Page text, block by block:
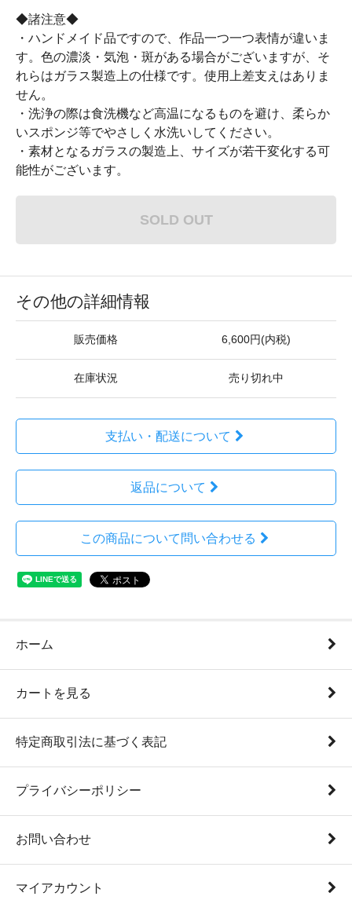
◆諸注意◆
・ハンドメイド品ですので、作品一つ一つ表情が違いま
す。色の濃淡・気泡・斑がある場合がございますが、そ
れらはガラス製造上の仕様です。使用上差支えはありま
せん。
・洗浄の際は食洗機など高温になるものを避け、柔らか
いスポンジ等でやさしく水洗いしてください。
・素材となるガラスの製造上、サイズが若干変化する可
能性がございます。
SOLD OUT
その他の詳細情報
販売価格 6,600円(内税)
在庫状況 売り切れ中
支払い・配送について
返品について
この商品について問い合わせる
ホーム
カートを見る
特定商取引法に基づく表記
プライバシーポリシー
お問い合わせ
マイアカウント